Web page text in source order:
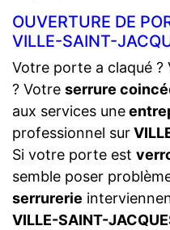
OUVERTURE DE
VILLE-SAINT-
Votre porte a claqué ?
? Votre serrure
aux services une
professionnel sur
Si votre porte est
semble poser
serrurerie
VILLE-SAINT-